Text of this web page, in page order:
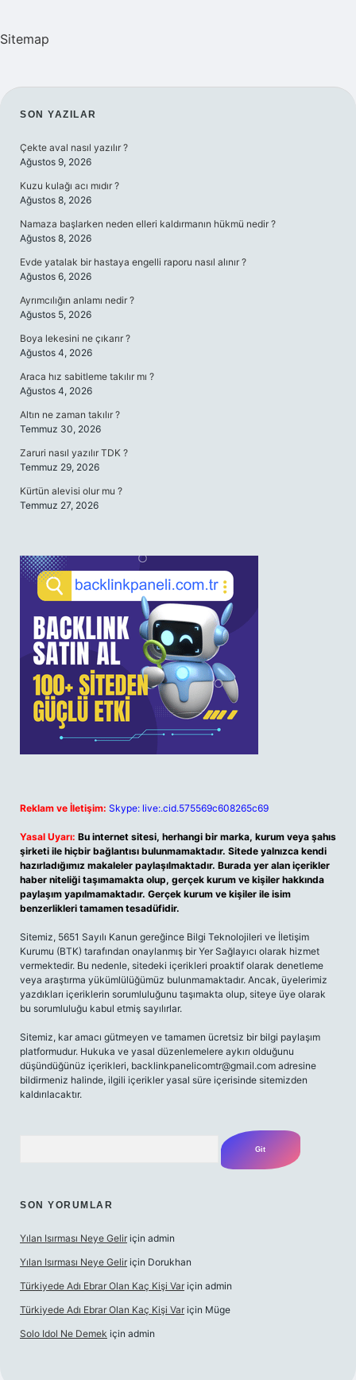
Sitemap
SIDEBAR
SON YAZILAR
Çekte aval nasıl yazılır ?
Ağustos 9, 2026
Kuzu kulağı acı mıdır ?
Ağustos 8, 2026
Namaza başlarken neden elleri kaldırmanın hükmü nedir ?
Ağustos 8, 2026
Evde yatalak bir hastaya engelli raporu nasıl alınır ?
Ağustos 6, 2026
Ayrımcılığın anlamı nedir ?
Ağustos 5, 2026
Boya lekesini ne çıkarır ?
Ağustos 4, 2026
Araca hız sabitleme takılır mı ?
Ağustos 4, 2026
Altın ne zaman takılır ?
Temmuz 30, 2026
Zaruri nasıl yazılır TDK ?
Temmuz 29, 2026
Kürtün alevisi olur mu ?
Temmuz 27, 2026
Reklam ve İletişim: Skype: live:.cid.575569c608265c69
Yasal Uyarı: Bu internet sitesi, herhangi bir marka, kurum veya şahıs
şirketi ile hiçbir bağlantısı bulunmamaktadır. Sitede yalnızca kendi
hazırladığımız makaleler paylaşılmaktadır. Burada yer alan içerikler
haber niteliği taşımamakta olup, gerçek kurum ve kişiler hakkında
paylaşım yapılmamaktadır. Gerçek kurum ve kişiler ile isim
benzerlikleri tamamen tesadüfidir.
Sitemiz, 5651 Sayılı Kanun gereğince Bilgi Teknolojileri ve İletişim
Kurumu (BTK) tarafından onaylanmış bir Yer Sağlayıcı olarak hizmet
vermektedir. Bu nedenle, sitedeki içerikleri proaktif olarak denetleme
veya araştırma yükümlülüğümüz bulunmamaktadır. Ancak, üyelerimiz
yazdıkları içeriklerin sorumluluğunu taşımakta olup, siteye üye olarak
bu sorumluluğu kabul etmiş sayılırlar.
Sitemiz, kar amacı gütmeyen ve tamamen ücretsiz bir bilgi paylaşım
platformudur. Hukuka ve yasal düzenlemelere aykırı olduğunu
düşündüğünüz içerikleri, backlinkpanelicomtr@gmail.com adresine
bildirmeniz halinde, ilgili içerikler yasal süre içerisinde sitemizden
kaldırılacaktır.
SON YORUMLAR
Yılan Isırması Neye Gelir için admin
Yılan Isırması Neye Gelir için Dorukhan
Türkiyede Adı Ebrar Olan Kaç Kişi Var için admin
Türkiyede Adı Ebrar Olan Kaç Kişi Var için Müge
Solo Idol Ne Demek için admin